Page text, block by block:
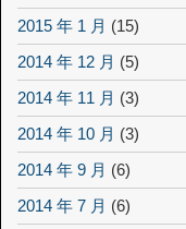
2015 年 1 月 (15)
2014 年 12 月 (5)
2014 年 11 月 (3)
2014 年 10 月 (3)
2014 年 9 月 (6)
2014 年 7 月 (6)